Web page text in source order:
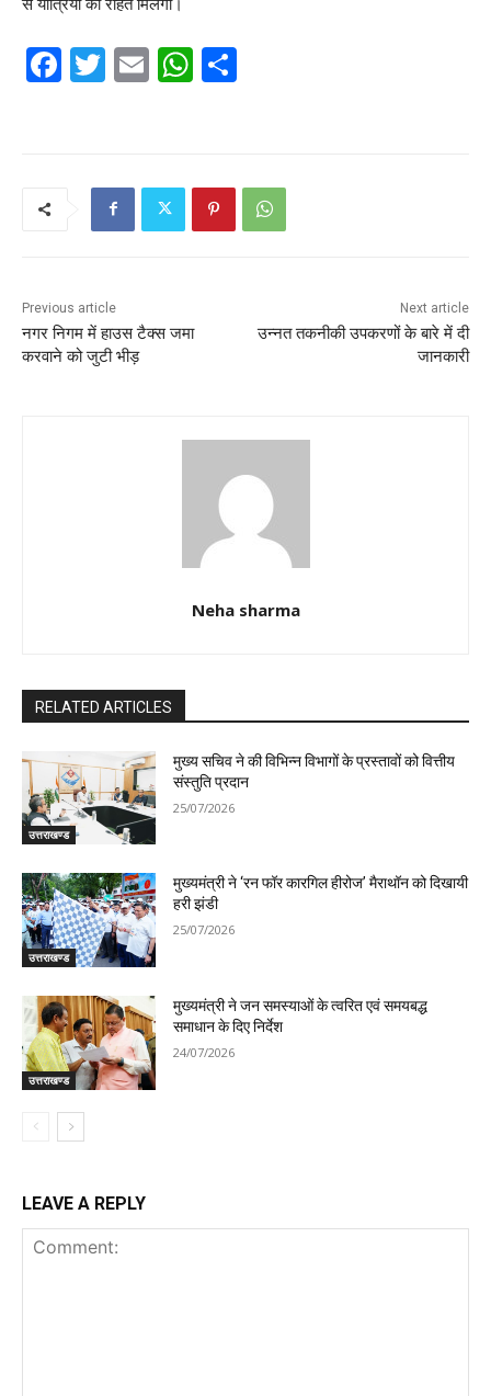
F
k
T
E
W
A
p
Previous article
नगर निगम में हाउस टैक्स जमा
करवाने को जुटी भीड़
Next article
उन्नत तकनीकी उपकरणों के बारे में दी
जानकारी
Neha sharma
RELATED ARTICLES
उत्तराखण्ड
मुख्य सचिव ने की विभिन्न विभागों के प्रस्तावों को वित्तीय
संस्तुति प्रदान
25/07/2026
उत्तराखण्ड
मुख्यमंत्री ने ‘रन फॉर कारगिल हीरोज’ मैराथॉन को दिखायी
हरी झंडी
25/07/2026
उत्तराखण्ड
मुख्यमंत्री ने जन समस्याओं के त्वरित एवं समयबद्ध
समाधान के दिए निर्देश
24/07/2026
LEAVE A REPLY